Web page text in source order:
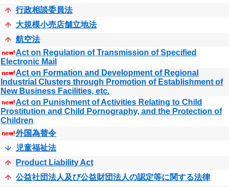
行政相談委員法
大規模小売店舗立地法
航空法
Act on Regulation of Transmission of Specified
Electronic Mail
Act on Formation and Development of Regional
Industrial Clusters through Promotion of Establishment of
New Business Facilities, etc.
Act on Punishment of Activities Relating to Child
Prostitution and Child Pornography, and the Protection of
Children
外国為替令
児童福祉法
Product Liability Act
公益社団法人及び公益財団法人の認定等に関する法律